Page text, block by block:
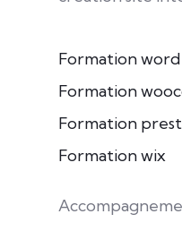
Formation
Formation
Formation
Formation wix